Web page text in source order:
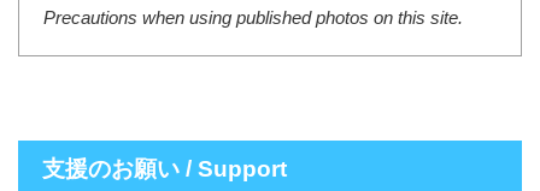
Precautions when using published photos on this site.
支援のお願い / Support